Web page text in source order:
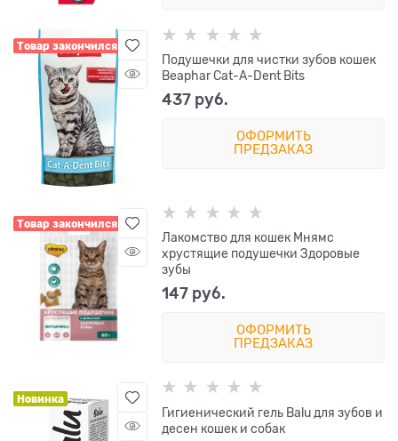
Товар закончился
Подушечки для чистки зубов кошек
Beaphar Cat-A-Dent Bits
437 руб.
ОФОРМИТЬ
ПРЕДЗАКАЗ
Товар закончился
Лакомство для кошек Мнямс
хрустящие подушечки Здоровые
зубы
147 руб.
ОФОРМИТЬ
ПРЕДЗАКАЗ
Новинка
Гигиенический гель Balu для зубов и
десен кошек и собак